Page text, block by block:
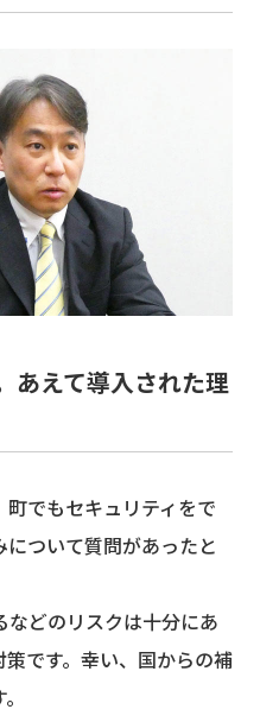
あえて導入された理
でもセキュリティをで
ついて質問があったと
どのリスクは十分にあ
です。幸い、国からの補